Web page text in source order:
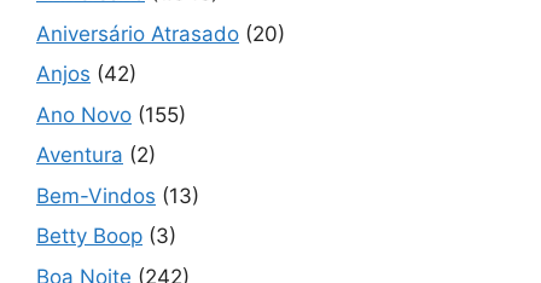
Aniversário Atrasado (20)
Anjos (42)
Ano Novo (155)
Aventura (2)
Bem-Vindos (13)
Betty Boop (3)
Boa Noite (242)